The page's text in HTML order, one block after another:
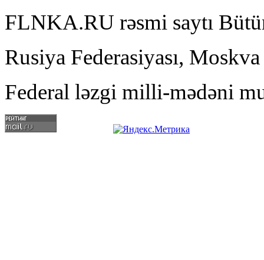
FLNKA.RU rəsmi saytı
Rusiya Federasiyası,
Federal ləzgi milli-mədəni